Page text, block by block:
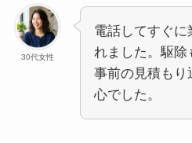
30代女性
電話してすぐに
れました。駆除
事前の見積もり
心でした。